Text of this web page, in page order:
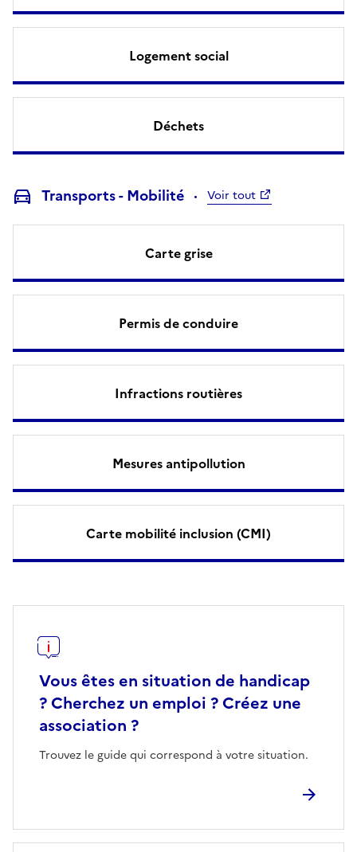
Logement social
Déchets
Transports - Mobilité Voir tout
Carte grise
Permis de conduire
Infractions routières
Mesures antipollution
Carte mobilité inclusion (CMI)
Vous êtes en situation de handicap
? Cherchez un emploi ? Créez une
association ?
Trouvez le guide qui correspond à votre situation.